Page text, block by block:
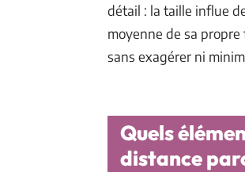
détail : la taille influe
moyenne de sa
sans exagérer ni
Quels
distance